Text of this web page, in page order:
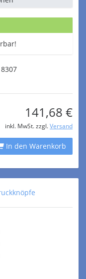
141,68 €
inkl. MwSt. zzgl. Versand
In den Warenkorb